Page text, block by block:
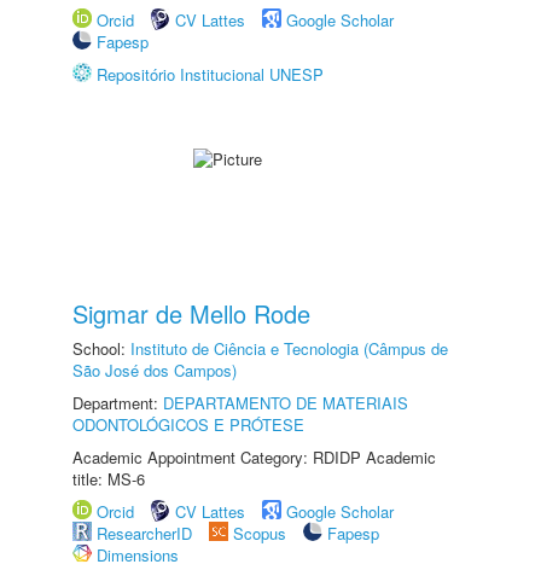
Orcid
CV Lattes
Google Scholar
Fapesp
Repositório Institucional UNESP
Sigmar de Mello Rode
School: Instituto de Ciência e Tecnologia (Câmpus de
São José dos Campos)
Department: DEPARTAMENTO DE MATERIAIS
ODONTOLÓGICOS E PRÓTESE
Academic Appointment Category: RDIDP Academic
title: MS-6
Orcid
CV Lattes
Google Scholar
ResearcherID
Scopus
Fapesp
Dimensions